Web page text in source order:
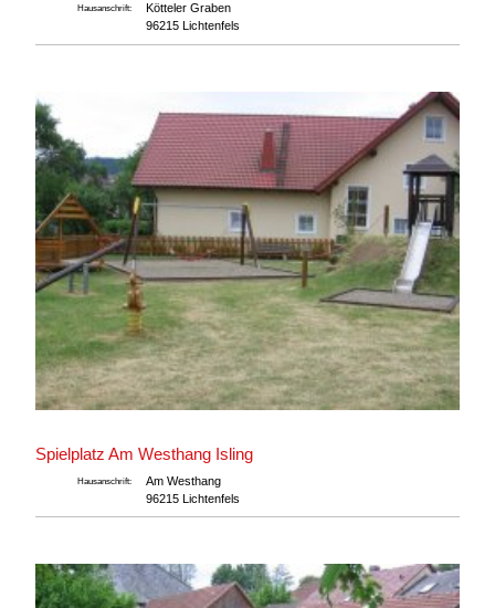
Hausanschrift:
Kötteler Graben
96215 Lichtenfels
Spielplatz Am Westhang Isling
Hausanschrift:
Am Westhang
96215 Lichtenfels